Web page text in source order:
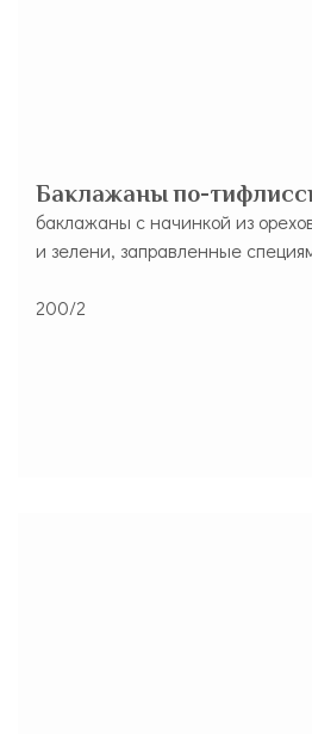
Баклажаны по-
баклажаны с начинкой из
и зелени, заправленные
200/2